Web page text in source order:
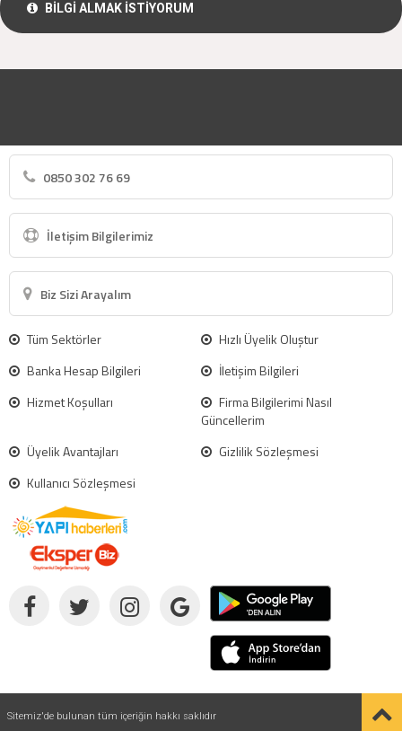
BİLGİ ALMAK İSTİYORUM
0850 302 76 69
İletişim Bilgilerimiz
Biz Sizi Arayalım
Tüm Sektörler
Hızlı Üyelik Oluştur
Banka Hesap Bilgileri
İletişim Bilgileri
Hizmet Koşulları
Firma Bilgilerimi Nasıl
Güncellerim
Üyelik Avantajları
Gizlilik Sözleşmesi
Kullanıcı Sözleşmesi
Sitemiz'de bulunan tüm içeriğin hakkı saklıdır